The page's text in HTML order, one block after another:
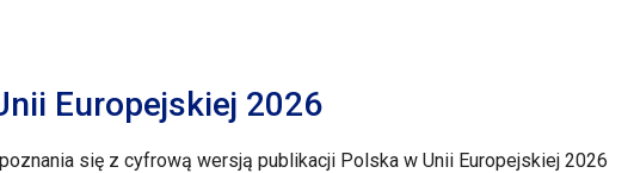
Europejskiej 2026
się z cyfrową wersją publikacji Polska w Unii Europejskiej 2026